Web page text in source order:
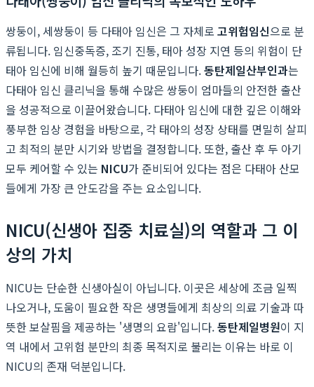
쌍둥이, 세쌍둥이 등 다태아 임신은 그 자체로 고위험임신으로 분
류됩니다. 임신중독증, 조기 진통, 태아 성장 지연 등의 위험이 단
태아 임신에 비해 월등히 높기 때문입니다.동탄제일산부인과는
다태아 임신 클리닉을 통해 수많은 쌍둥이 엄마들의 안전한 출산
을 성공적으로 이끌어왔습니다. 다태아 임신에 대한 깊은 이해와
풍부한 임상 경험을 바탕으로, 각 태아의 성장 상태를 면밀히 살피
고 최적의 분만 시기와 방법을 결정합니다. 또한, 출산 후 두 아기
모두 케어할 수 있는 NICU가 준비되어 있다는 점은 다태아 산모
들에게 가장 큰 안도감을 주는 요소입니다.
NICU(신생아 집중 치료실)의 역할과 그 이
상의 가치
NICU는 단순한 신생아실이 아닙니다. 이곳은 세상에 조금 일찍
나오거나, 도움이 필요한 작은 생명들에게 최상의 의료 기술과 따
뜻한 보살핌을 제공하는 '생명의 요람'입니다.동탄제일병원이 지
역 내에서 고위험 분만의 최종 목적지로 불리는 이유는 바로 이
NICU의 존재 덕분입니다.